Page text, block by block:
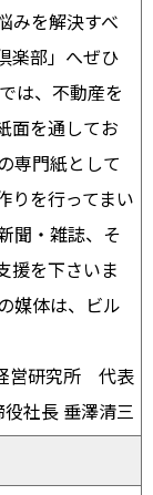
みを解決すべ
楽部」へぜひ
は、不動産を
面を通してお
専門紙として
りを行ってまい
聞・雑誌、そ
援を下さいま
媒体は、ビル
営研究所 代表
役社長 垂澤清三